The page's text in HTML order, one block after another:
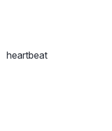
heartbeat